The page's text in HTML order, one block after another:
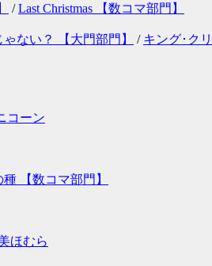
/Last Christmas 【数コマ部門】
ない？ 【大門部門】 / キング･ク
コーン
【数コマ部門】
ほむら